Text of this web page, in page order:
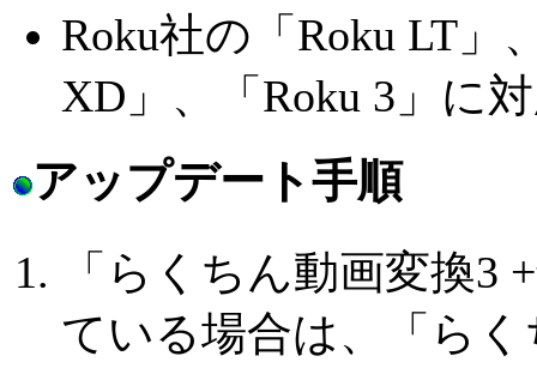
Roku社の「Roku LT」
XD」、「Roku 3」に
アップデート手順
「らくちん動画変換3
ている場合は、「ら